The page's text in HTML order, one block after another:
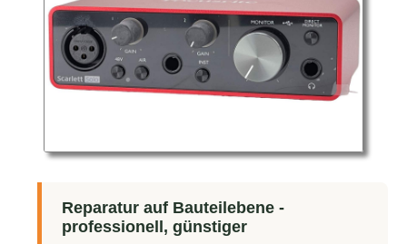
Reparatur auf Bauteilebene -
professionell, günstiger